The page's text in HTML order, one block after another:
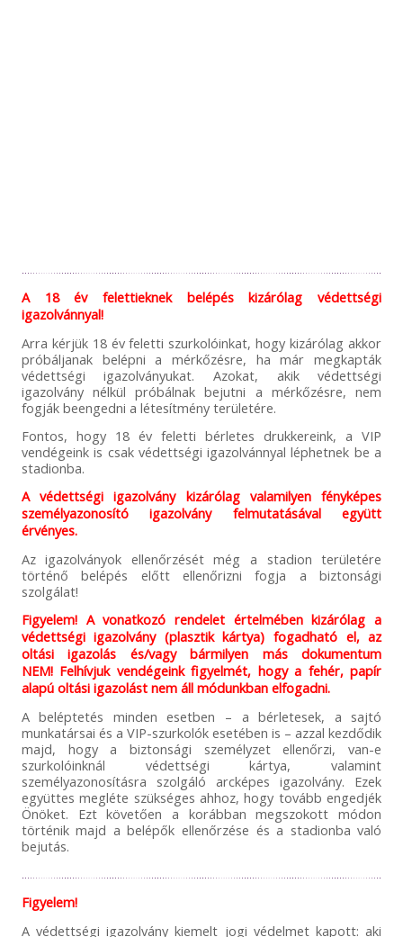
A 18 év felettieknek belépés kizárólag védettségi
igazolvánnyal!
Arra kérjük 18 év feletti szurkolóinkat, hogy kizárólag akkor
próbáljanak belépni a mérkőzésre, ha már megkapták
védettségi igazolványukat. Azokat, akik védettségi
igazolvány nélkül próbálnak bejutni a mérkőzésre, nem
fogják beengedni a létesítmény területére.
Fontos, hogy 18 év feletti bérletes drukkereink, a VIP
vendégeink is csak védettségi igazolvánnyal léphetnek be a
stadionba.
A védettségi igazolvány kizárólag valamilyen fényképes
személyazonosító igazolvány felmutatásával együtt
érvényes.
Az igazolványok ellenőrzését még a stadion területére
történő belépés előtt ellenőrizni fogja a biztonsági
szolgálat!
Figyelem! A vonatkozó rendelet értelmében kizárólag a
védettségi igazolvány (plasztik kártya) fogadható el, az
oltási igazolás és/vagy bármilyen más dokumentum
NEM! Felhívjuk vendégeink figyelmét, hogy a fehér, papír
alapú oltási igazolást nem áll módunkban elfogadni.
A beléptetés minden esetben – a bérletesek, a sajtó
munkatársai és a VIP-szurkolók esetében is – azzal kezdődik
majd, hogy a biztonsági személyzet ellenőrzi, van-e
szurkolóinknál védettségi kártya, valamint
személyazonosításra szolgáló arcképes igazolvány. Ezek
együttes megléte szükséges ahhoz, hogy tovább engedjék
Önöket. Ezt követően a korábban megszokott módon
történik majd a belépők ellenőrzése és a stadionba való
bejutás.
Figyelem!
A védettségi igazolvány kiemelt jogi védelmet kapott: aki